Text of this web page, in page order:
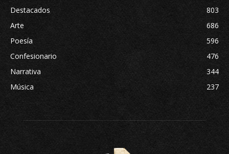
Destacados
803
Arte
686
Poesía
596
Confesionario
476
Narrativa
344
Música
237